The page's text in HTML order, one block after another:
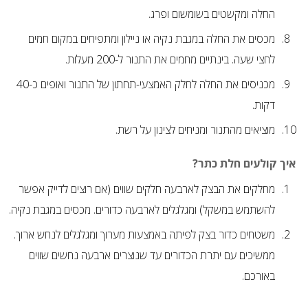
החלה ומקשטים בשומשום ופרג.
מכסים את החלה במגבת נקיה או ניילון ומתפיחים במקום חמים
לחצי שעה. בינתיים מחמים את התנור ל-200 מעלות.
מכניסים את החלה לחלק האמצעי-תחתון של התנור ואופים כ-40
דקות.
מוציאים מהתנור ומניחים לצינון על רשת.
איך קולעים חלת כתר?
מחלקים את הבצק לארבעה חלקים שווים (אם רוצים לדייק אפשר
להשתמש במשקל) ומגלגלים לארבעה כדורים. מכסים במגבת נקיה.
משטחים כדור בצק לפיתה באמצעות מערוך ומגלגלים לנחש ארוך.
ממשיכים עם יתרת הכדורים עד שנוצרים ארבעה נחשים שווים
באורכם.